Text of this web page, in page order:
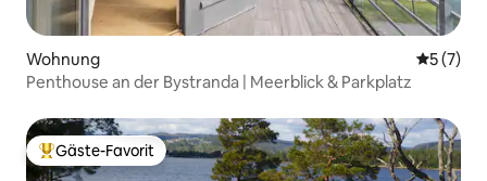
Wohnung
5 (7)
Penthouse an der Bystranda | Meerblick & Parkplatz
Beliebter Gäste-Favorit.
Gäste-Favorit